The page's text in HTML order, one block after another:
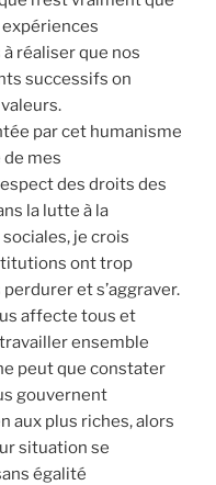
réaliser que nos
successifs on
par cet humanisme
mes
des droits des
la lutte à la
je crois
ont trop
et s’aggraver.
affecte tous et
ensemble
peut que constater
gouvernent
aux plus riches, alors
situation se
égalité